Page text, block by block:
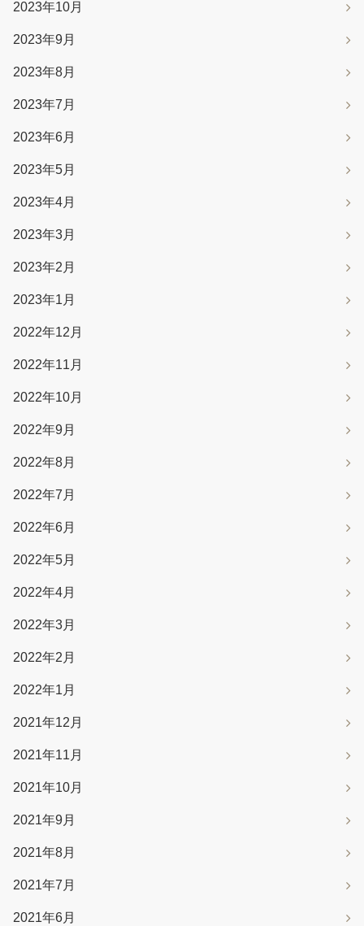
2023年10月
2023年9月
2023年8月
2023年7月
2023年6月
2023年5月
2023年4月
2023年3月
2023年2月
2023年1月
2022年12月
2022年11月
2022年10月
2022年9月
2022年8月
2022年7月
2022年6月
2022年5月
2022年4月
2022年3月
2022年2月
2022年1月
2021年12月
2021年11月
2021年10月
2021年9月
2021年8月
2021年7月
2021年6月